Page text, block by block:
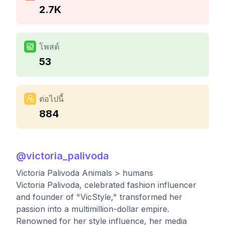
2.7K
โพสต์
53
ต่อไปนี้
884
@victoria_palivoda
Victoria Palivoda Animals > humans
Victoria Palivoda, celebrated fashion influencer
and founder of "VicStyle," transformed her
passion into a multimillion-dollar empire.
Renowned for her style influence, her media